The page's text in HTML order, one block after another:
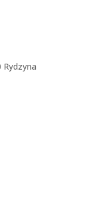
Rydzyna